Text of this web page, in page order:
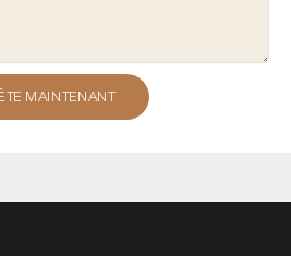
MAINTENANT